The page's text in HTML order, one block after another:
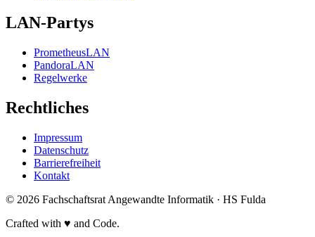
LAN-Partys
PrometheusLAN
PandoraLAN
Regelwerke
Rechtliches
Impressum
Datenschutz
Barrierefreiheit
Kontakt
© 2026 Fachschaftsrat Angewandte Informatik · HS Fulda
Crafted with ♥ and Code.